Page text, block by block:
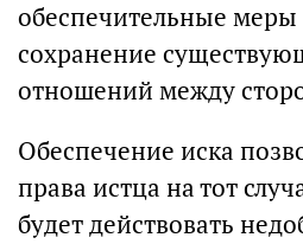
обеспечительные
сохранение
отношений между
Обеспечение иска
права истца на тот
будет действовать